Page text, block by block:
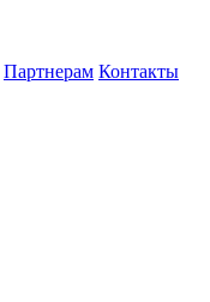
Партнерам Контакты